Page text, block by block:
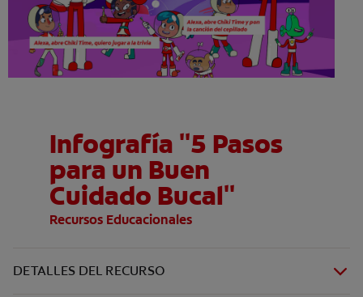
Infografía "5 Pasos
para un Buen
Cuidado Bucal"
Recursos Educacionales
DETALLES DEL RECURSO